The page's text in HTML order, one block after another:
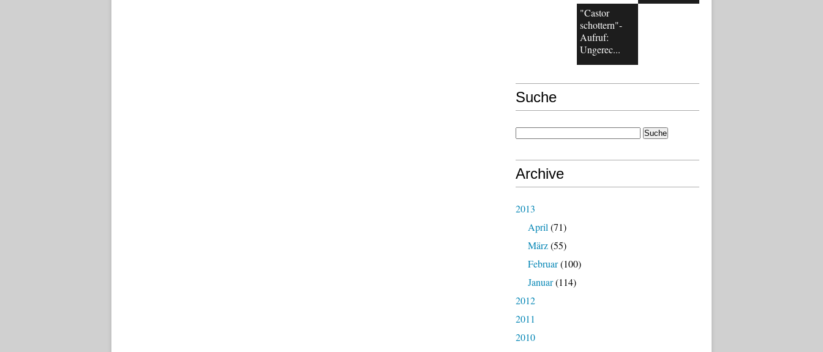
"Castor
schottern"-
Aufruf:
Ungerec...
Suche
Archive
2013
April (71)
März(55)
Februar(100)
Januar(114)
2012
2011
2010